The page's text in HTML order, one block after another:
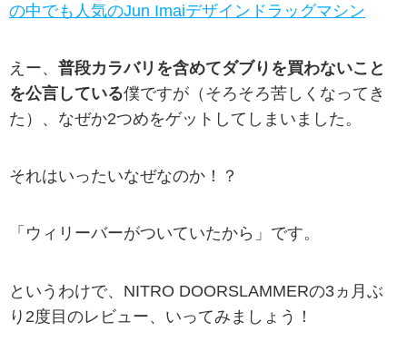
の中でも人気のJun Imaiデザインドラッグマシン
えー、 普段カラバリを含めてダブりを買わないこと
を公言している僕ですが（そろそろ苦しくなってき
た）、なぜか2つめをゲットしてしまいました。
それはいったいなぜなのか！？
「ウィリーバーがついていたから」です。
というわけで、NITRO DOORSLAMMERの3ヵ月ぶ
り2度目のレビュー、いってみましょう！